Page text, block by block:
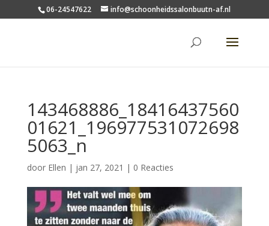
06-24547622 info@schoonheidssalonbuutn-af.nl
143468886_18416437560
01621_196977531072698
5063_n
door Ellen | jan 27, 2021 | 0 Reacties